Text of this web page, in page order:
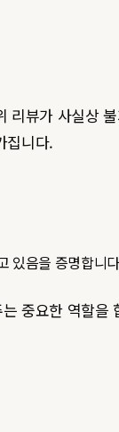
뷰가 사실상
집니다.
있음을 증명합니
중요한 역할을